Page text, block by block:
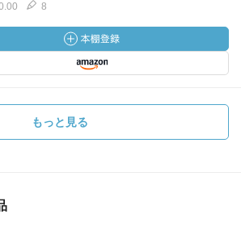
8
もっと見る